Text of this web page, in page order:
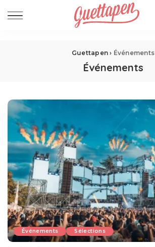
Guettapen › Événements
Événements
Événements Sélections